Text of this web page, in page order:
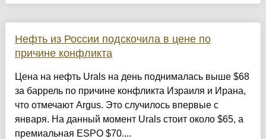
Нефть из России подскочила в цене по
причине конфликта
Цена на нефть Urals на день поднималась выше $68
за баррель по причине конфликта Израиля и Ирана,
что отмечают Argus. Это случилось впервые с
января. На данный момент Urals стоит около $65, а
премиальная ESPO $70....